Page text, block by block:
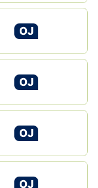
OTSI
OJ
OJ
OJ
OJ